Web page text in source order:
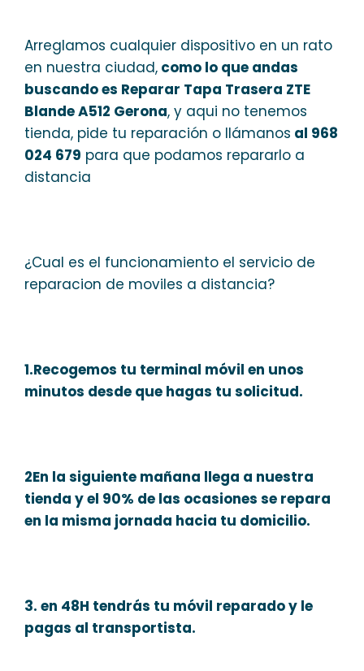
Arreglamos cualquier dispositivo en un rato
en nuestra ciudad, como lo que andas
buscando es Reparar Tapa Trasera ZTE
Blande A512 Gerona, y aqui no tenemos
tienda, pide tu reparación o llámanos al 968
024 679 para que podamos repararlo a
distancia
¿Cual es el funcionamiento el servicio de
reparacion de moviles a distancia?
1.Recogemos tu terminal móvil en unos
minutos desde que hagas tu solicitud.
2En la siguiente mañana llega a nuestra
tienda y el 90% de las ocasiones se repara
en la misma jornada hacia tu domicilio.
3. en 48H tendrás tu móvil reparado y le
pagas al transportista.